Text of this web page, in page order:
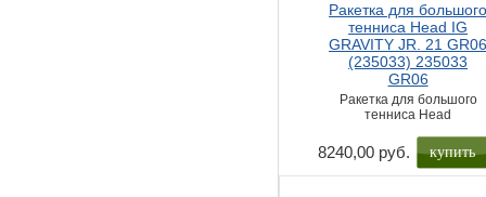
Ракетка для
тенниса Head IG
GRAVITY JR. 21
(235033) 235033
GR06
Ракетка для большого
тенниса Head
8240,00 руб. купить